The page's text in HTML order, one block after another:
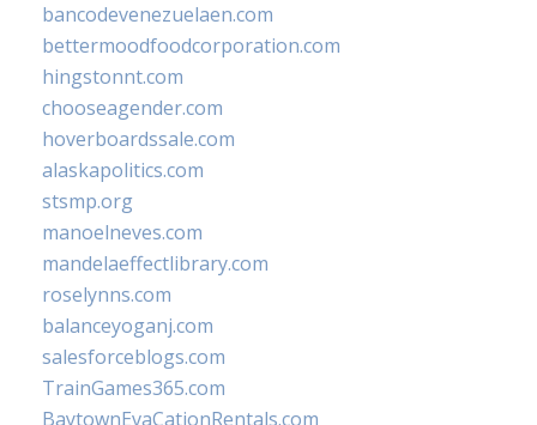
bancodevenezuelaen.com
bettermoodfoodcorporation.com
hingstonnt.com
chooseagender.com
hoverboardssale.com
alaskapolitics.com
stsmp.org
manoelneves.com
mandelaeffectlibrary.com
roselynns.com
balanceyoganj.com
salesforceblogs.com
TrainGames365.com
BaytownEvaCationRentals.com